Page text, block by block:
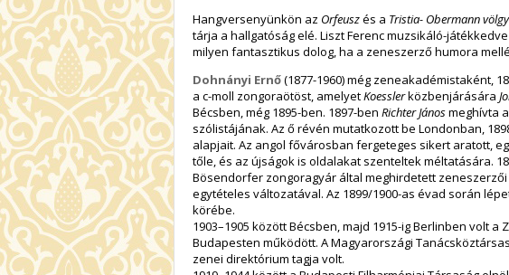
Hangversenyünkön az Orfeuszés a Tristia- Obermann
tárja a hallgatóság elé. Liszt Ferenc muzsikáló-
milyen fantasztikus dolog, ha a zeneszerző humora
Dohnányi Ernő(1877-1960) még zeneakadémistaként,
a c-moll zongoraötöst, amelyetKoesslerközbenjárására
Bécsben, még 1895-ben. 1897-ben Richter Jánosmeghívta
szólistájának. Az ő révén mutatkozott be Londonban,
alapjait. Az angol fővárosban fergeteges sikert aratott,
tőle, és az újságok is oldalakat szenteltek méltatására.
Bösendorfer zongoragyár által meghirdetett
egytételes változatával. Az 1899/1900-as évad során
körébe.
1903–1905 között Bécsben, majd 1915-ig Berlinben volt
Budapesten működött. A Magyarországi
zenei direktórium tagja volt.